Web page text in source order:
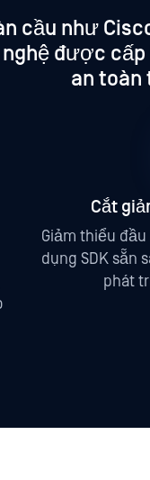
cầu như
được
an toàn
Cắt
Giảm thiểu
dụng SDK sẵn
phát